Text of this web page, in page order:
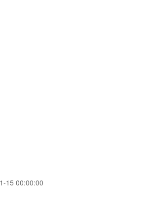
15 00:00:00